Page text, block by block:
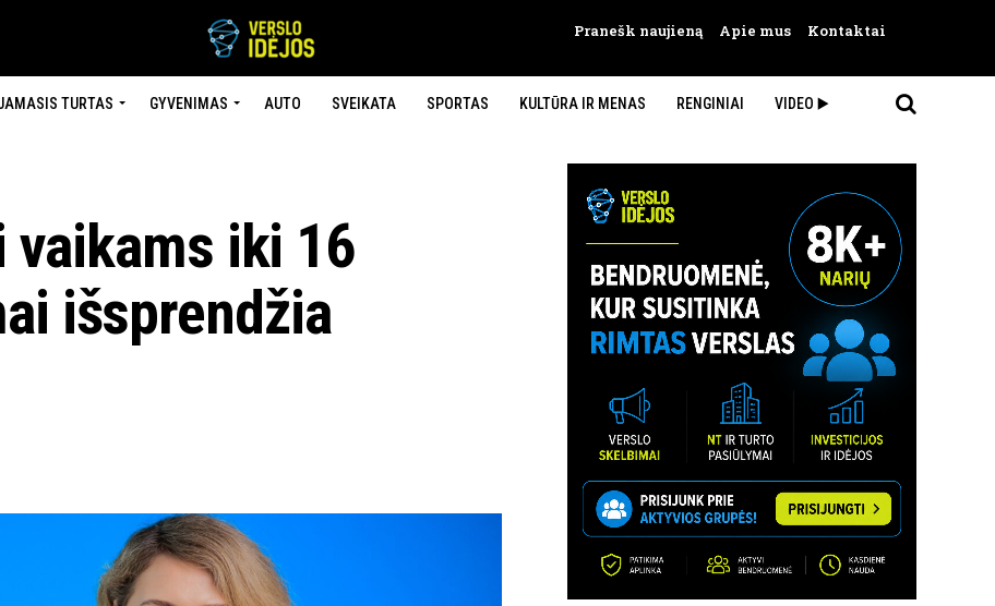
Pranešk naujieną Apie mus Kontaktai
TURTAS GYVENIMAS AUTO SVEIKATA SPORTAS KULTŪRA IR MENAS RENGINIAI VIDEO ▶️
iki 16
išsprendžia